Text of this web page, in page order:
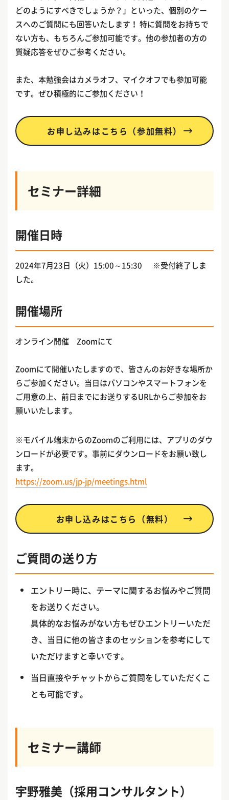
どのようにすべきでしょうか？」といった、個別のケー
スへのご質問にも回答いたします！ 特に質問をお持ちで
ない方も、もちろんご参加可能です。他の参加者の方の
質疑応答をぜひご参考ください。
また、本勉強会はカメラオフ、マイクオフでも参加可能
です。ぜひ積極的にご参加ください！
お申し込みはこちら（参加無料）
セミナー詳細
開催日時
2024年7月23日（火）15:00～15:30 ※受付終了しま
した。
開催場所
オンライン開催 Zoomにて
Zoomにて開催いたしますので、皆さんのお好きな場所か
らご参加ください。当日はパソコンやスマートフォンを
ご用意の上、前日までにお送りするURLからご参加をお
願いいたします。
※モバイル端末からのZoomのご利用には、アプリのダウ
ンロードが必要です。事前にダウンロードをお願い致し
ます。
https://zoom.us/jp-jp/meetings.html
お申し込みはこちら（無料）
ご質問の送り方
エントリー時に、テーマに関するお悩みやご質問
をお送りください。
具体的なお悩みがない方もぜひエントリーいただ
き、当日に他の皆さまのセッションを参考にして
いただけますと幸いです。
当日直接やチャットからご質問をしていただくこ
とも可能です。
セミナー講師
宇野雅美（採用コンサルタント）